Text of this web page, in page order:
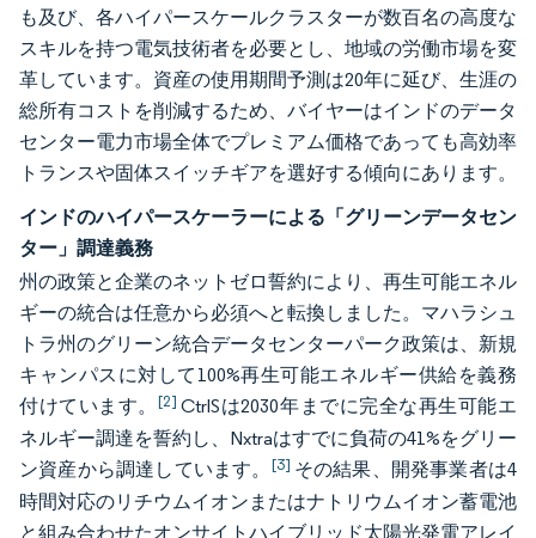
も及び、各ハイパースケールクラスターが数百名の高度な
スキルを持つ電気技術者を必要とし、地域の労働市場を変
革しています。資産の使用期間予測は20年に延び、生涯の
総所有コストを削減するため、バイヤーはインドのデータ
センター電力市場全体でプレミアム価格であっても高効率
トランスや固体スイッチギアを選好する傾向にあります。
インドのハイパースケーラーによる「グリーンデータセン
ター」調達義務
州の政策と企業のネットゼロ誓約により、再生可能エネル
ギーの統合は任意から必須へと転換しました。マハラシュ
トラ州のグリーン統合データセンターパーク政策は、新規
キャンパスに対して100%再生可能エネルギー供給を義務
付けています。 [2] CtrlSは2030年までに完全な再生可能エ
ネルギー調達を誓約し、Nxtraはすでに負荷の41%をグリー
ン資産から調達しています。 [3] その結果、開発事業者は4
時間対応のリチウムイオンまたはナトリウムイオン蓄電池
と組み合わせたオンサイトハイブリッド太陽光発電アレイ